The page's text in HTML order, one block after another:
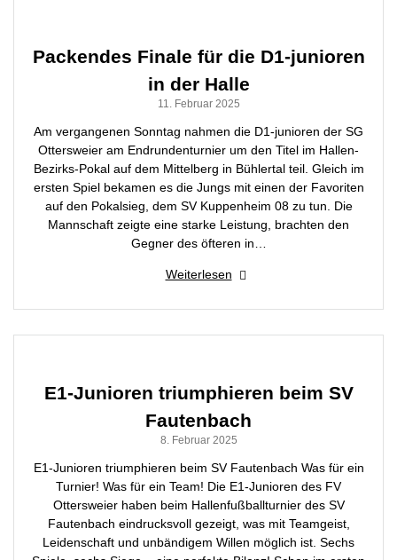
Packendes Finale für die D1-junioren
in der Halle
11. Februar 2025
Am vergangenen Sonntag nahmen die D1-junioren der SG
Ottersweier am Endrundenturnier um den Titel im Hallen-
Bezirks-Pokal auf dem Mittelberg in Bühlertal teil. Gleich im
ersten Spiel bekamen es die Jungs mit einen der Favoriten
auf den Pokalsieg, dem SV Kuppenheim 08 zu tun. Die
Mannschaft zeigte eine starke Leistung, brachten den
Gegner des öfteren in…
Weiterlesen
E1-Junioren triumphieren beim SV
Fautenbach
8. Februar 2025
E1-Junioren triumphieren beim SV Fautenbach Was für ein
Turnier! Was für ein Team! Die E1-Junioren des FV
Ottersweier haben beim Hallenfußballturnier des SV
Fautenbach eindrucksvoll gezeigt, was mit Teamgeist,
Leidenschaft und unbändigem Willen möglich ist. Sechs